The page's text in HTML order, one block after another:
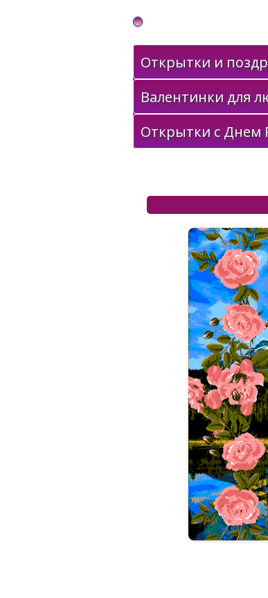
Gif Открытки в подарок
Открытки и
Валентинки для
Открытки с Днем